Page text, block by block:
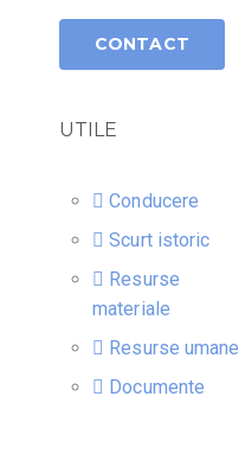
CONTACT
UTILE
Conducere
Scurt istoric
Resurse
materiale
Resurse umane
Documente